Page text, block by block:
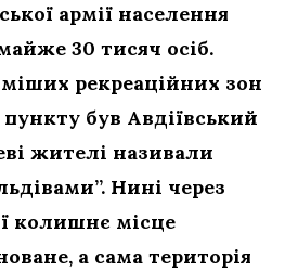
армії населення
30 тисяч осіб.
рекреаційних зон
був Авдіївський
жителі називали
Нині через
колишнє місце
а сама територія